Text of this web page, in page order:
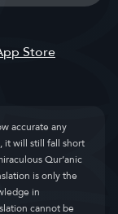
accurate any
it will still fall short
Qur’anic
is only the
in
cannot be